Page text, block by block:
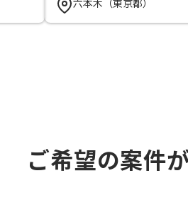
六本木（東京都）
ご希望の案件